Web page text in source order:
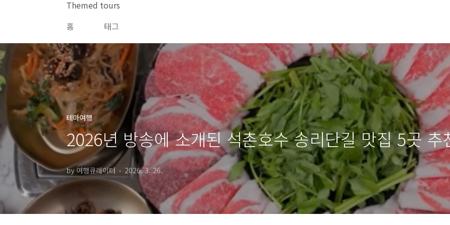
Themed tours
홈
태그
테마여행
2026년 방송에 소개된 석촌호수 송리단길 맛집 5곳 추
by 여행큐레이터 2026. 3. 26.